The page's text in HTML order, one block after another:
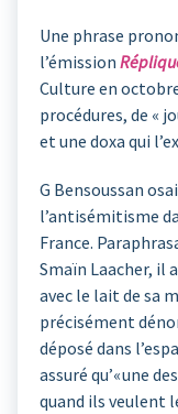
Une phrase
l’émission
Culture en
procédures, de «
et une doxa qui
G Bensoussan
l’antisémitisme
France.
Smaïn Laacher, il
avec le lait de sa
précisément
déposé dans
assuré qu’« une
quand ils veulent